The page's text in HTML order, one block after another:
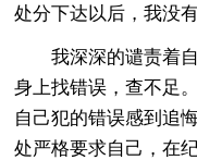
处分下达以后，我没
我深深的谴责着
身上找错误，查不足
自己犯的错误感到追
处严格要求自己，在